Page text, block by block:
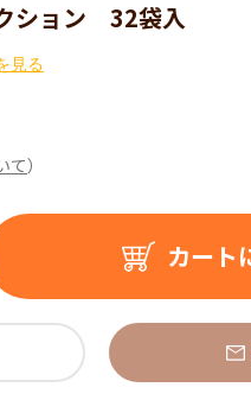
ション 32袋入
見る
て）
カート